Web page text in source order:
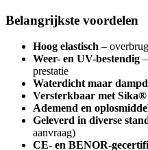
Belangrijkste voordelen
Hoog elastisch –
Weer- en UV-bestendig
prestatie
Waterdicht maar
Versterkbaar met
Ademend en
Geleverd in diverse
aanvraag)
CE- en BENOR-